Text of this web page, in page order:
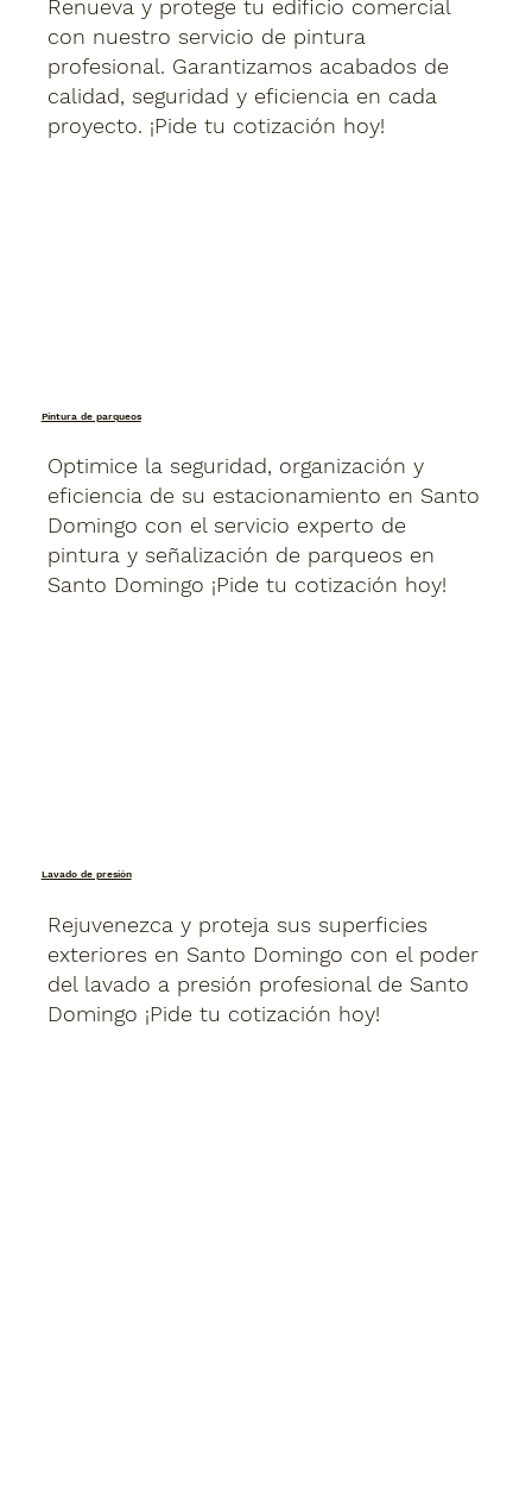
Renueva y protege tu edificio comercial
con nuestro servicio de pintura
profesional. Garantizamos acabados de
calidad, seguridad y eficiencia en cada
proyecto. ¡Pide tu cotización hoy!
Pintura de parqueos
Optimice la seguridad, organización y
eficiencia de su estacionamiento en Santo
Domingo con el servicio experto de
pintura y señalización de parqueos en
Santo Domingo ¡Pide tu cotización hoy!
Lavado de presión
Rejuvenezca y proteja sus superficies
exteriores en Santo Domingo con el poder
del lavado a presión profesional de Santo
Domingo ¡Pide tu cotización hoy!